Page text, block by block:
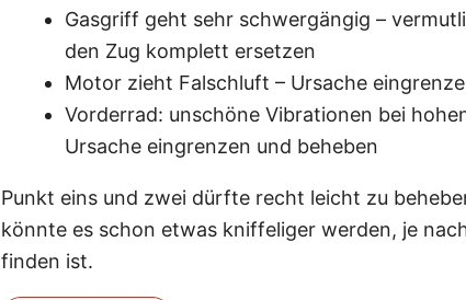
Gasgriff geht sehr schwergängig –
den Zug komplett ersetzen
Motor zieht Falschluft – Ursache
Vorderrad: unschöne Vibrationen bei
Ursache eingrenzen und beheben
Punkt eins und zwei dürfte recht leicht zu
könnte es schon etwas kniffeliger werden, je
finden ist.